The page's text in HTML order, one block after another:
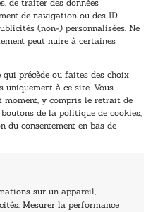
de traiter des données
de navigation ou des ID
(non-) personnalisées. Ne
peut nuire à certaines
précède ou faites des choix
uniquement à ce site. Vous
moment, y compris le retrait de
de la politique de cookies,
du consentement en bas de
sur un appareil,
Mesurer la performance
et recevez nos
m
a
i
l
*
COURANT !